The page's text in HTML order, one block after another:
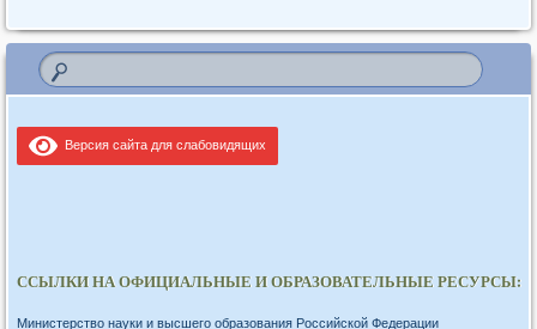
Версия сайта для слабовидящих
ССЫЛКИ НА ОФИЦИАЛЬНЫЕ И ОБРАЗОВАТЕЛЬНЫЕ РЕСУРСЫ:
Министерство науки и высшего образования Российской Федерации